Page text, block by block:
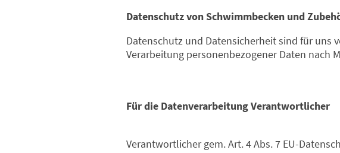
Datenschutz von Schwimmbecken und
Datenschutz und Datensicherheit sind für uns
Verarbeitung personenbezogener Daten nach
Für die Datenverarbeitung Verantwortlicher
Verantwortlicher gem. Art. 4 Abs. 7 EU-